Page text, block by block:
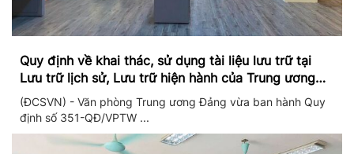
Quy định về khai thác, sử dụng tài liệu lưu trữ tại
Lưu trữ lịch sử, Lưu trữ hiện hành của Trung ương
Đảng và Văn phòng Trung ương Đảng
(ĐCSVN) - Văn phòng Trung ương Đảng vừa ban hành Quy
định số 351-QĐ/VPTW ...